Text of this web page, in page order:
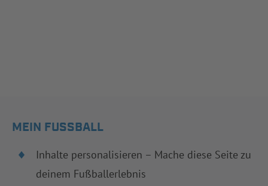
MEIN FUSSBALL
Inhalte personalisieren – Mache diese Seite zu
deinem Fußballerlebnis